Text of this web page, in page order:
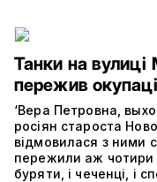
Танки на
пережив
‘Вера Петровна,
росіян староста
відмовилася з ними
пережили аж чотири
буряти, і чеченці, і